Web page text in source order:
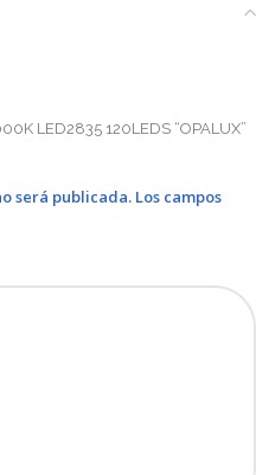
LED2835 120LEDS “OPALUX”
será publicada. Los campos